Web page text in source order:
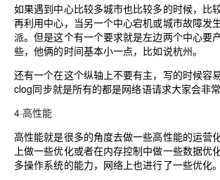
如果遇到中心比较多城市也比较多的时候，比
再利用中心，当另一个中心宕机或城市故障发
派。但是这个有一个要求就是左边两个中心要
些，他俩的时间基本小一点，比如说杭州。
还有一个在这个纵轴上不要有主，写的时候容
clog同步就是所有的都是网络语请求大家会非常
4·高性能
高性能就是很多的角度去做一些高性能的运营
上做一些优化或者在内存控制中做一些数据优
多操作系统的能力，网络上也进行了一些优化。